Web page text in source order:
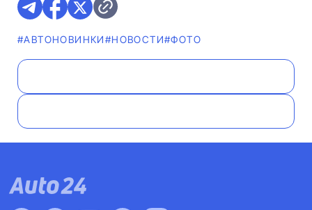
#AВТОНОВИНКИ#НОВОСТИ#ФОТО